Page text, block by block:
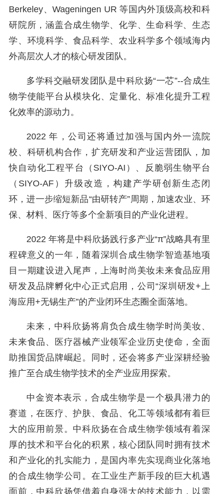
Berkeley、Wageningen UR 等国内外顶级高校和科
研院所，涵盖合成生物学、化学、生命科学、生态
学、环境科学、食品科学、农业科学多个领域海内
外高层次人才的核心研发团队。
多学科交融研发团队是中科欣扬“一芯”--合成生
物学使能平台从模块化、定量化、标准化提升工程
化效率的源动力。
2022 年，公司还将通过加强与国内外一流院
校、科研机构合作，扩充研发和产业运营团队，加
快自动化工程平台（SIYO-AI）、反脆弱生物平台
（SIYO-AF）升级改造，构建产学研创新生态闭
环，进一步缩短新品“由研转产”周期，加速农业、环
保、材料、医疗等多个全新项目的产业化进程。
2022 年将是中科欣扬践行多产业“π”战略具有里
程碑意义的一年，随着深圳合成生物学智造基地项
目一期建设进入尾声，上海时尚美妆未来食品应用
研发及品牌孵化中心正式启用，公司“深圳研发+上
海应用+无锡生产”的产业闭环生态圈全面落地。
未来，中科欣扬将肩负合成生物学时尚美妆、
未来食品、医疗器械产业领军企业历史使命，全面
助推国货品牌崛起。同时，还会将多产业深耕经验
推广至合成生物学技术的全产业应用探索。
中金资本表示，合成生物学是一个极具潜力的
赛道，在医疗、护肤、食品、化工等领域都有着巨
大的应用前景。中科欣扬在合成生物学领域有着深
厚的技术和平台化的积累，核心团队同时拥有技术
和产业化的扎实能力，是国内率先实现商业化落地
的合成生物学公司。在工业生产新手段的巨大机遇
面前，中科欣扬凭借着自身强大的技术能力，以需